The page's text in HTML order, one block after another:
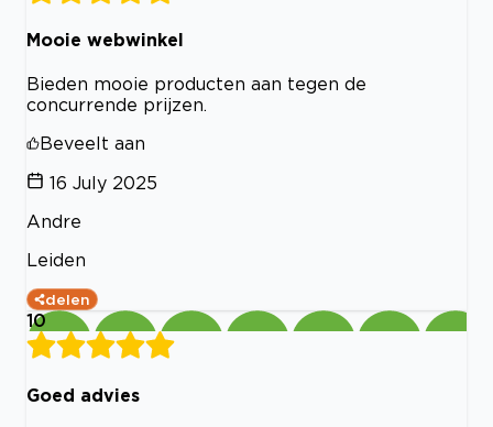
Mooie webwinkel
Bieden mooie producten aan tegen de
concurrende prijzen.
Beveelt aan
16 July 2025
Andre
Leiden
delen
10
Goed advies